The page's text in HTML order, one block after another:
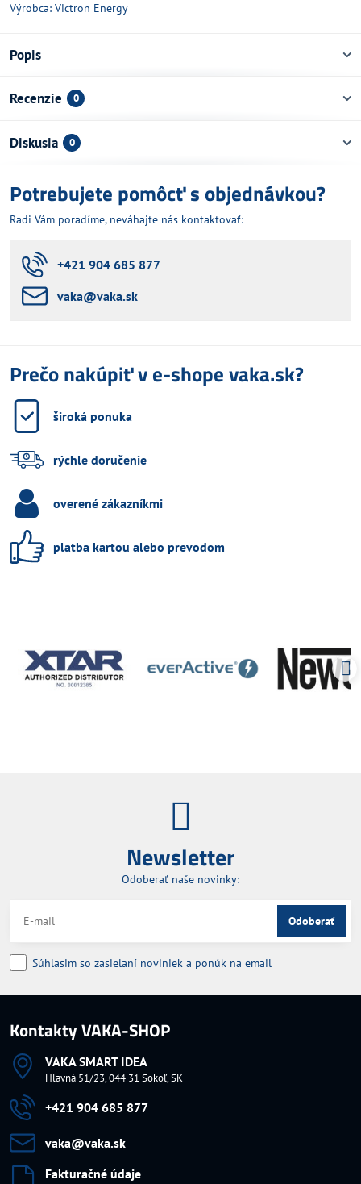
Výrobca: Victron Energy
Popis
Recenzie 0
Diskusia 0
Potrebujete pomôcť s objednávkou?
Radi Vám poradíme, neváhajte nás kontaktovať:
+421 904 685 877
vaka​@vaka​.sk
Prečo nakúpiť v e-shope vaka.sk?
široká ponuka
rýchle doručenie
overené zákazníkmi
platba kartou alebo prevodom
Newsletter
Odoberať naše novinky:
Odoberať
Súhlasim so zasielaní noviniek a ponúk na email
Kontakty VAKA-SHOP
VAKA SMART IDEA
Hlavná 51/23, 044 31 Sokoľ, SK
+421 904 685 877
vaka​@vaka​.sk
Fakturačné údaje